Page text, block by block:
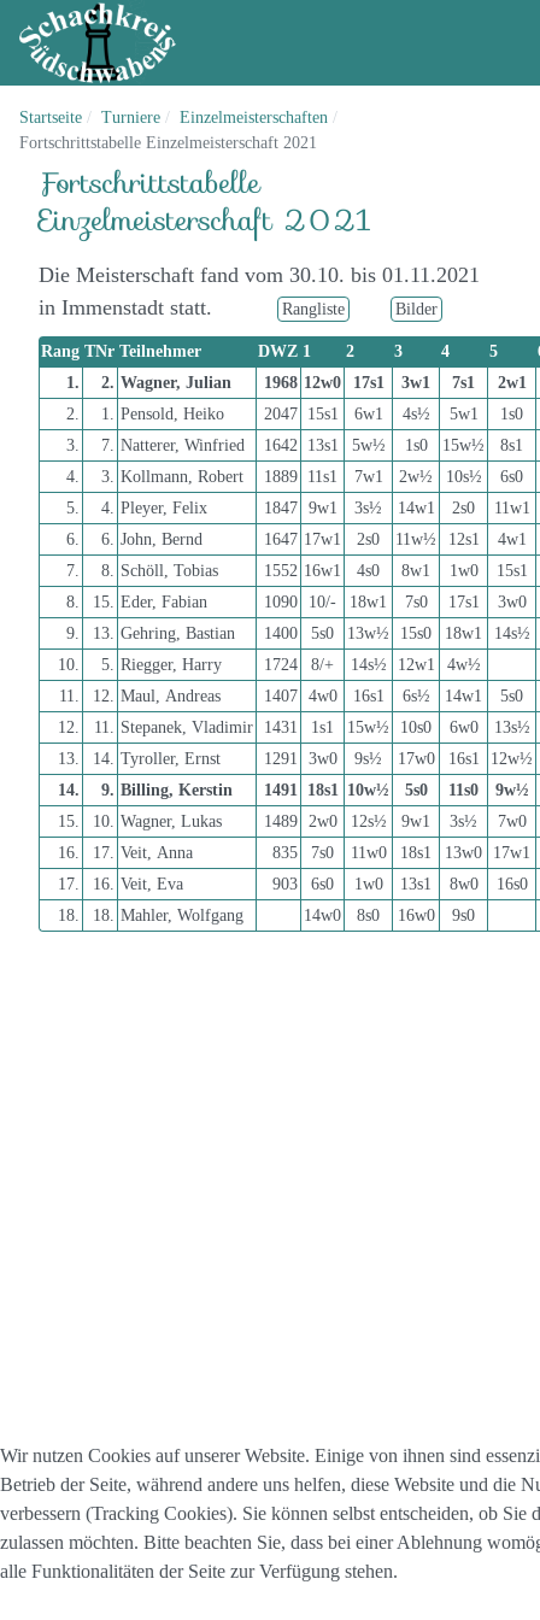
Startseite Turniere
Einzelmeisterschaften
Fortschrittstabelle Einzelmeisterschaft 2021
Fortschrittstabelle
Einzelmeisterschaft 2021
Die Meisterschaft fand vom 30.10. bis 01.11.2021
in Immenstadt statt.
Rangliste Bilder
Rang TNr Teilnehmer DWZ 1 2 3 4 5
1.
2. Wagner, Julian 1968 12w0 17s1 3w1 7s1
2w1
2.
1. Pensold, Heiko 2047 15s1 6w1 4s½ 5w1
1s0
3.
7. Natterer, Winfried 1642 13s1 5w½ 1s0 15w½
8s1
4.
3. Kollmann, Robert 1889 11s1 7w1 2w½ 10s½
6s0
5.
4. Pleyer, Felix 1847 9w1 3s½ 14w1 2s0
11w1
6.
6. John, Bernd 1647 17w1 2s0 11w½ 12s1
4w1
7.
8. Schöll, Tobias 1552 16w1 4s0 8w1 1w0
15s1
8.
15. Eder, Fabian 1090 10/- 18w1 7s0 17s1
3w0
9.
13. Gehring, Bastian 1400 5s0 13w½ 15s0 18w1
14s½
10.
5. Riegger, Harry 1724 8/+ 14s½ 12w1
4w½
11.
12. Maul, Andreas 1407 4w0 16s1 6s½ 14w1
5s0
12.
11. Stepanek, Vladimir 1431 1s1 15w½ 10s0 6w0 13s½
13.
14. Tyroller, Ernst 1291 3w0 9s½ 17w0 16s1
12w½
14.
9. Billing, Kerstin 1491 18s1 10w½ 5s0 11s0 9w½
15.
10. Wagner, Lukas 1489 2w0 12s½ 9w1 3s½
7w0
16.
17. Veit, Anna 835 7s0 11w0 18s1 13w0
17w1
17.
16. Veit, Eva 903 6s0 1w0 13s1 8w0
16s0
18.
18. Mahler, Wolfgang 14w0 8s0 16w0 9s0
Wir nutzen Cookies auf unserer Website. Einige von ihnen sind
Betrieb der Seite, während andere uns helfen, diese Website und die
verbessern (Tracking Cookies). Sie können selbst entscheiden, ob Sie
zulassen möchten. Bitte beachten Sie, dass bei einer Ablehnung
alle Funktionalitäten der Seite zur Verfügung stehen.